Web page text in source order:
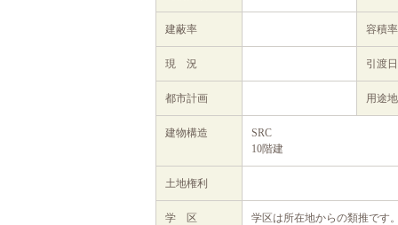
建蔽率 容積率
現 況 引渡日
都市計画 用途
建物構造
SRC
10階建
土地権利
学 区
学区は所在地からの類推です